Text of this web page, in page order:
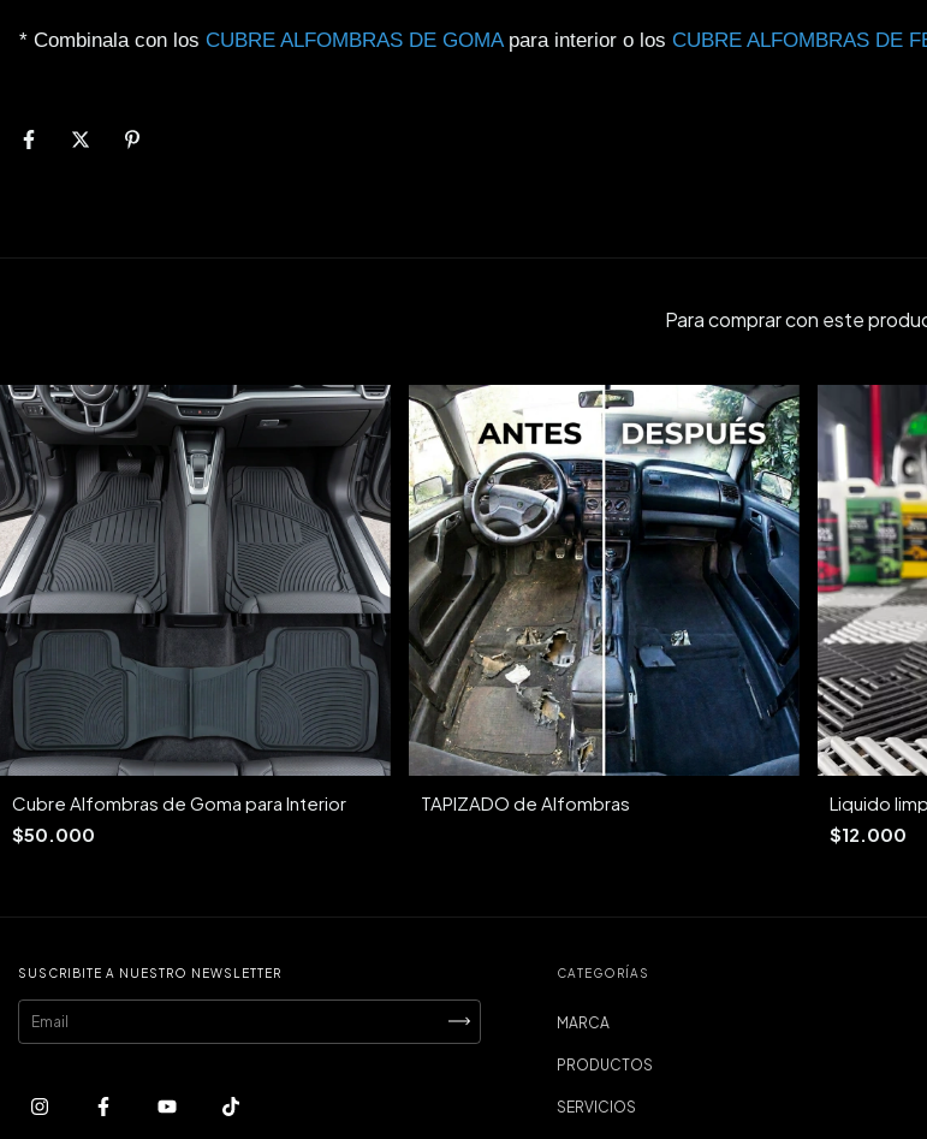
* Combinala con los CUBRE ALFOMBRAS DE GOMApara interior o los CUBRE ALFOMBRAS DE
Para comprar con este
Cubre Alfombras de Goma para Interior
$50.000
TAPIZADO de Alfombras
Liquido
$12.000
SUSCRIBITE A NUESTRO NEWSLETTER CATEGORÍAS
MARCA
PRODUCTOS
SERVICIOS